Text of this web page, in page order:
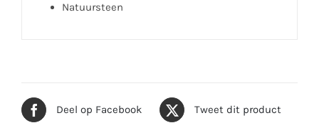
Natuursteen
Deel op Facebook Tweet dit product